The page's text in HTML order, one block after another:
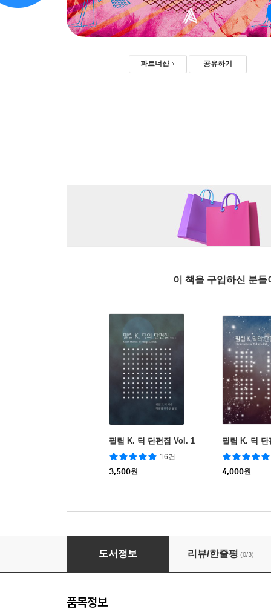
파트너샵 공유하기
이 책을 구입하신 분
필립 K. 딕 단편집 Vol. 1
16건
3,500원
필립 K. 딕
4,000원
화성에 드리운 그림자
도서정보 리뷰/한줄평 (0/3)
품목정보